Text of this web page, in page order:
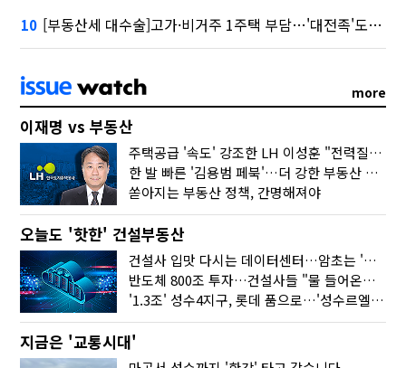
10 [부동산세 대수술]고가·비거주 1주택 부담…'대전족'도 불똥
more
이재명 vs 부동산
주택공급 '속도' 강조한 LH 이성훈 "전력질주해야"
한 발 빠른 '김용범 페북'…더 강한 부동산 규제 나오나
쏟아지는 부동산 정책, 간명해져야
오늘도 '핫한' 건설부동산
건설사 입맛 다시는 데이터센터…암초는 '주민 반대'
반도체 800조 투자…건설사들 "물 들어온다!"
'1.3조' 성수4지구, 롯데 품으로…'성수르엘 S70' 거듭
지금은 '교통시대'